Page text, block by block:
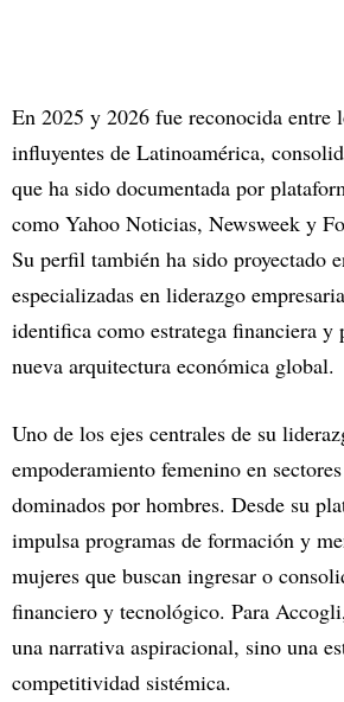
En 2025 y 2026 fue reconocida entre
influyentes de Latinoamérica,
que ha sido documentada por
como Yahoo Noticias, Newsweek y
Su perfil también ha sido proyectado
especializadas en liderazgo
identifica como estratega financiera y
nueva arquitectura económica global.
Uno de los ejes centrales de su
empoderamiento femenino en
dominados por hombres. Desde su
impulsa programas de formación y
mujeres que buscan ingresar o
financiero y tecnológico. Para
una narrativa aspiracional, sino una
competitividad sistémica.